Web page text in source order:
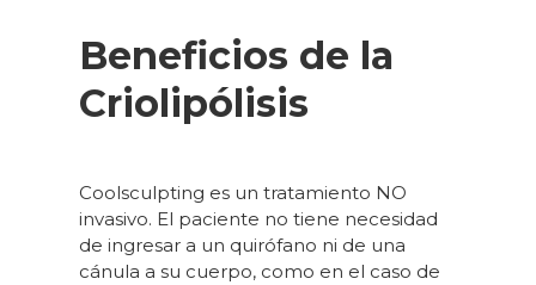
Beneficios de la
Criolipólisis
Coolsculpting es un tratamiento NO
invasivo. El paciente no tiene necesidad
de ingresar a un quirófano ni de una
cánula a su cuerpo, como en el caso de